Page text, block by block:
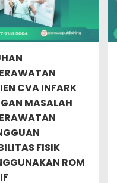
CVA INFARK
MASALAH
FISIK
ROM